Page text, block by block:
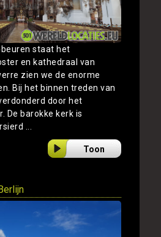
staat het
en kathedraal van
zien we de enorme
Bij het binnen treden van
door het
De barokke kerk is
...
Toon